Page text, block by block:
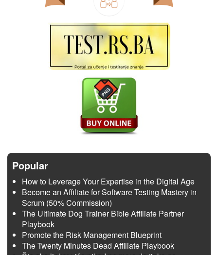
Popular
How to Leverage Your Expertise in the Digital Age
Become an Affiliate for Software Testing Mastery in
Scrum (50% Commission)
The Ultimate Dog Trainer Bible Affiliate Partner
Playbook
Promote the Risk Management Blueprint
The Twenty Minutes Dead Affiliate Playbook